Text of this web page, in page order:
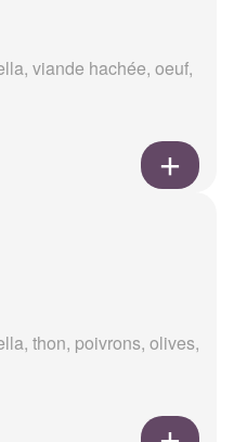
viande hachée, oeuf,
thon, poivrons, olives,